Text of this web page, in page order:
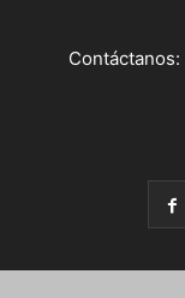
Contáctanos: